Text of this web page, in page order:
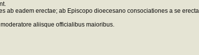
ab eadem erectae; ab Episcopo dioecesano consociationes a se
aliisque officialibus maioribus.